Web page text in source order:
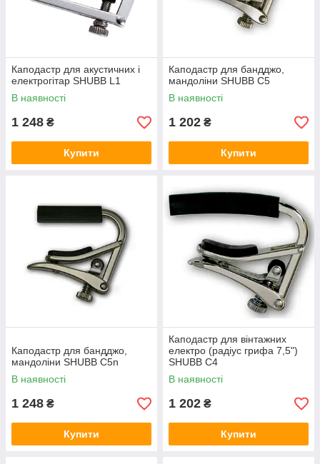
Каподастр для акустичних і
електрогітар SHUBB L1
В наявності
1 248 ₴
Купити
Каподастр для бандджо,
мандоліни SHUBB C5
В наявності
1 202 ₴
Купити
Каподастр для бандджо,
мандоліни SHUBB C5n
В наявності
1 248 ₴
Купити
Каподастр для вінтажних
електро (радіус грифа 7,5")
SHUBB C4
В наявності
1 202 ₴
Купити